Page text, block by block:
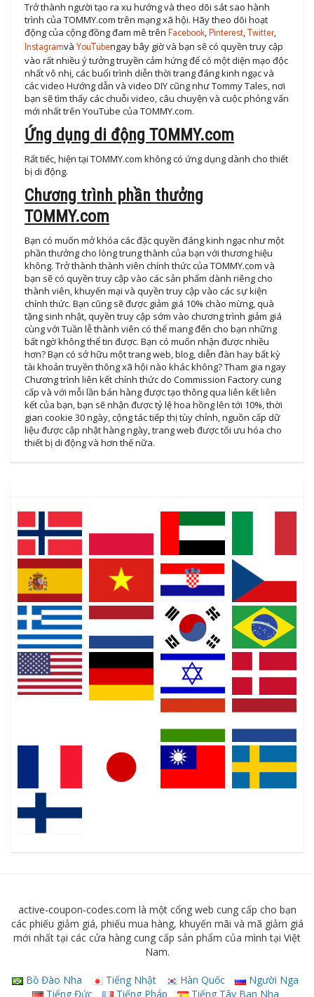
Trở thành người tạo ra xu hướng và theo dõi sát sao hành
trình của TOMMY.com trên mạng xã hội. Hãy theo dõi hoạt
động của cộng đồng đam mê trên Facebook,Pinterest,Twitter,
Instagramvà YouTubengay bây giờ và bạn sẽ có quyền truy cập
vào rất nhiều ý tưởng truyền cảm hứng để có một diện mạo độc
nhất vô nhị, các buổi trình diễn thời trang đáng kinh ngạc và
các video Hướng dẫn và video DIY cũng như Tommy Tales, nơi
bạn sẽ tìm thấy các chuỗi video, câu chuyện và cuộc phỏng vấn
mới nhất trên YouTube của TOMMY.com.
Ứng dụng di động TOMMY.com
Rất tiếc, hiện tại TOMMY.com không có ứng dụng dành cho thiết
bị di động.
Chương trình phần thưởng
TOMMY.com
Bạn có muốn mở khóa các đặc quyền đáng kinh ngạc như một
phần thưởng cho lòng trung thành của bạn với thương hiệu
không. Trở thành thành viên chính thức của TOMMY.com và
bạn sẽ có quyền truy cập vào các sản phẩm dành riêng cho
thành viên, khuyến mại và quyền truy cập vào các sự kiện
chính thức. Bạn cũng sẽ được giảm giá 10% chào mừng, quà
tặng sinh nhật, quyền truy cập sớm vào chương trình giảm giá
cùng với Tuần lễ thành viên có thể mang đến cho bạn những
bất ngờ không thể tin được. Bạn có muốn nhận được nhiều
hơn? Bạn có sở hữu một trang web, blog, diễn đàn hay bất kỳ
tài khoản truyền thông xã hội nào khác không? Tham gia ngay
Chương trình liên kết chính thức do Commission Factory cung
cấp và với mỗi lần bán hàng được tạo thông qua liên kết liên
kết của bạn, bạn sẽ nhận được tỷ lệ hoa hồng lên tới 10%, thời
gian cookie 30 ngày, cộng tác tiếp thị tùy chỉnh, nguồn cấp dữ
liệu được cập nhật hàng ngày, trang web được tối ưu hóa cho
thiết bị di động và hơn thế nữa.
active-coupon-codes.com là một cổng web cung cấp cho bạn
các phiếu giảm giá, phiếu mua hàng, khuyến mãi và mã giảm giá
mới nhất tại các cửa hàng cung cấp sản phẩm của mình tại Việt
Nam.
Bồ Đào Nha Tiếng Nhật Hàn Quốc
Người Nga
Tiếng Đức
Tiếng Pháp Tiếng Tây Ban Nha